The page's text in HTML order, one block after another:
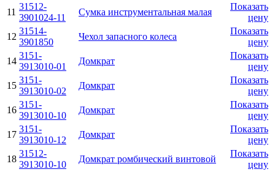
11
31512-
3901024-11
Сумка инструментальная малая
Показать
цену
12
31514-
3901850
Чехол запасного колеса
Показать
цену
14
3151-
3913010-01
Домкрат
Показать
цену
15
3151-
3913010-02
Домкрат
Показать
цену
16
3151-
3913010-10
Домкрат
Показать
цену
17
3151-
3913010-12
Домкрат
Показать
цену
18
31512-
3913010-10
Домкрат ромбический винтовой
Показать
цену